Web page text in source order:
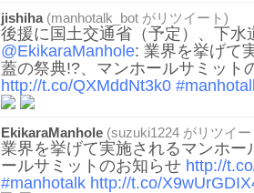
jishiha(manhotalk_bot がリツイート)
後援に国土交通省（予定）、下水
@EkikaraManhole: 業界を挙げて
蓋の祭典!?、マンホールサミット
http://t.co/QXMddNt3k0
EkikaraManhole (suzuki1224 がリツイー
業界を挙げて実施されるマンホー
ールサミットのお知らせ http://
#manhotalk http://t.co/